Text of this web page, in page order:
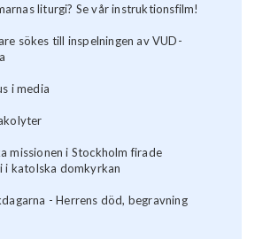
liturgi? Se vår instruktionsfilm!
sökes till inspelningen av VUD-
i media
missionen i Stockholm firade
i katolska domkyrkan
- Herrens död, begravning